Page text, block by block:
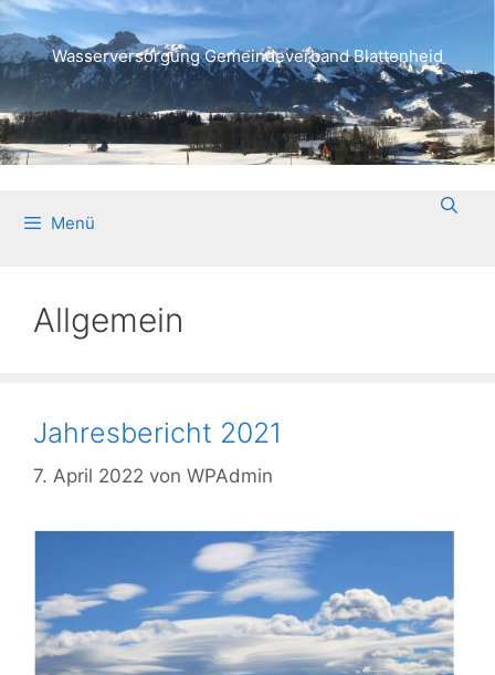
Wasserversorgung Gemeindeverband Blattenheid
Menü
Allgemein
Jahresbericht 2021
7. April 2022 von WPAdmin